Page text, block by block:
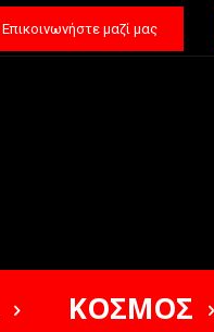
Επικοινωνήστε μαζί μας
ΚΟΣΜΟΣ